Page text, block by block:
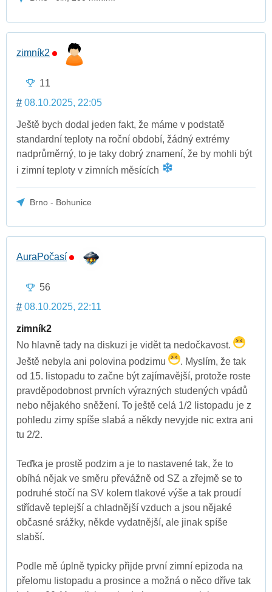
zimník2
11
# 08.10.2025, 22:05
Ještě bych dodal jeden fakt, že máme v podstatě
standardní teploty na roční období, žádný extrémy
nadprůměrný, to je taky dobrý znamení, že by mohli být
i zimní teploty v zimních měsících
Brno - Bohunice
AuraPočasí
56
# 08.10.2025, 22:11
zimník2
No hlavně tady na diskuzi je vidět ta nedočkavost.
Ještě nebyla ani polovina podzimu
. Myslím, že tak
od 15. listopadu to začne být zajímavější, protože roste
pravděpodobnost prvních výrazných studených vpádů
nebo nějakého sněžení. To ještě celá 1/2 listopadu je z
pohledu zimy spíše slabá a někdy nevyjde nic extra ani
tu 2/2.
Teďka je prostě podzim a je to nastavené tak, že to
obíhá nějak ve směru převážně od SZ a zřejmě se to
podruhé stočí na SV kolem tlakové výše a tak proudí
střídavě teplejší a chladnější vzduch a jsou nějaké
občasné srážky, někde vydatnější, ale jinak spíše
slabší.
Podle mě úplně typicky přijde první zimní epizoda na
přelomu listopadu a prosince a možná o něco dříve tak